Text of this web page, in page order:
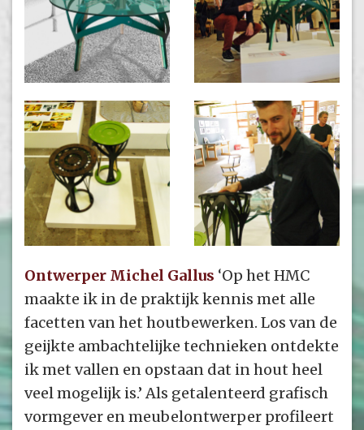
Ontwerper Michel Gallus ‘Op het HMC
maakte ik in de praktijk kennis met alle
facetten van het houtbewerken. Los van de
geijkte ambachtelijke technieken ontdekte
ik met vallen en opstaan dat in hout heel
veel mogelijk is.’ Als getalenteerd grafisch
vormgever en meubelontwerper profileert